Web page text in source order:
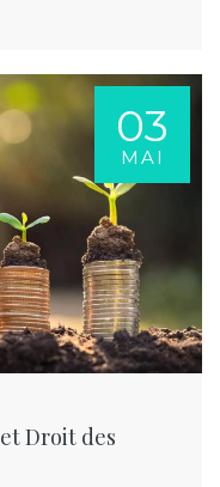
03
MAI
Droit des